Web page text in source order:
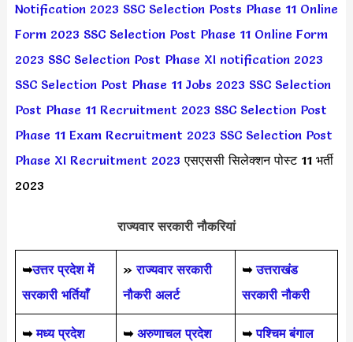
Notification 2023 SSC Selection Posts Phase 11 Online
Form 2023 SSC Selection Post Phase 11 Online Form
2023 SSC Selection Post Phase XI notification 2023
SSC Selection Post Phase 11 Jobs 2023 SSC Selection
Post Phase 11 Recruitment 2023 SSC Selection Post
Phase 11 Exam Recruitment 2023 SSC Selection Post
Phase XI Recruitment 2023एसएससी सिलेक्शन पोस्ट 11 भर्ती
2023
राज्यवार सरकारी नौकरियां
➥उत्तर प्रदेश में
सरकारी भर्तियाँ
»राज्यवार सरकारी
नौकरी अलर्ट
➥ उत्तराखंड
सरकारी नौकरी
➥ मध्य प्रदेश
➥ अरुणाचल प्रदेश
➥ पश्चिम बंगाल